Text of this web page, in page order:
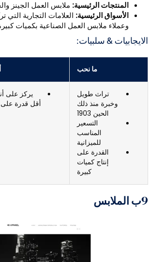
المنتجات الرئيسية:ملابس العمل الجينز
الأسواق الرئيسية:العلامات التجارية التي
وعملاء ملابس العمل الصناعية بكميات كبيرة
& سلبيات:
ما نحب
تراث طويل
وخبرة منذ ذلك
الحين 1903
التسعير
المناسب
للميزانية
القدرة على
إنتاج كميات
كبيرة
يركز على
أقل قدرة على